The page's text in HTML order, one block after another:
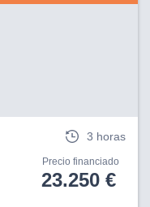
3 horas
Precio financiado
23.250 €